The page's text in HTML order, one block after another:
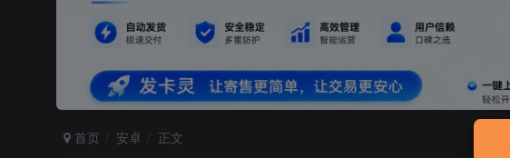
首页 安卓 正文